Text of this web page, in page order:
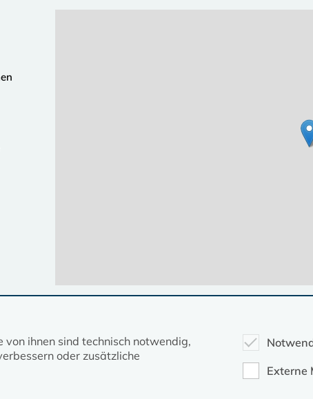
Diese Seite gehört zum Portal
kirche-mv.de
Evangelische Kirche in Mecklenburg-Vorpommern ©
ihnen sind technisch notwendig,
oder zusätzliche
Externe